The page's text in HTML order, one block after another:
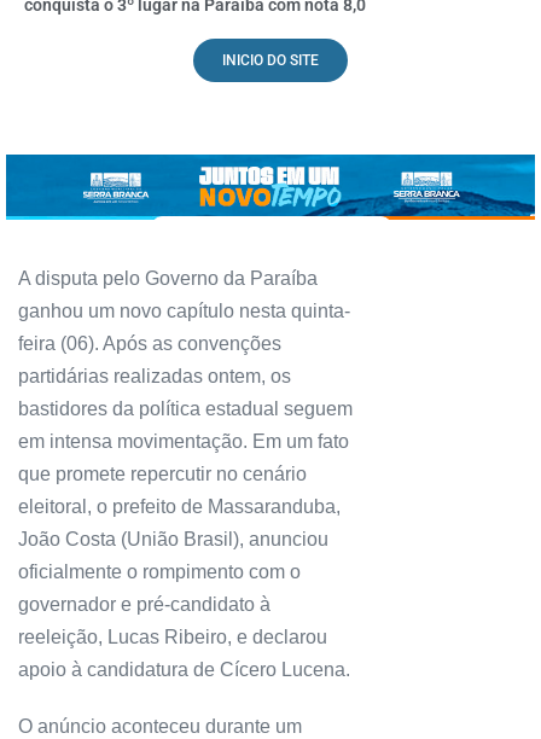
conquista o 3º lugar na Paraíba com nota 8,0
INICIO DO SITE
A disputa pelo Governo da Paraíba
ganhou um novo capítulo nesta quinta-
feira (06). Após as convenções
partidárias realizadas ontem, os
bastidores da política estadual seguem
em intensa movimentação. Em um fato
que promete repercutir no cenário
eleitoral, o prefeito de Massaranduba,
João Costa (União Brasil), anunciou
oficialmente o rompimento com o
governador e pré-candidato à
reeleição, Lucas Ribeiro, e declarou
apoio à candidatura de Cícero Lucena.
O anúncio aconteceu durante um